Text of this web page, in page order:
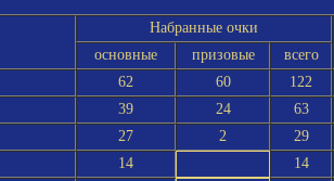
Набранные очки
основные
призовые всего
62 60 122
39 24 63
27 2 29
14 14